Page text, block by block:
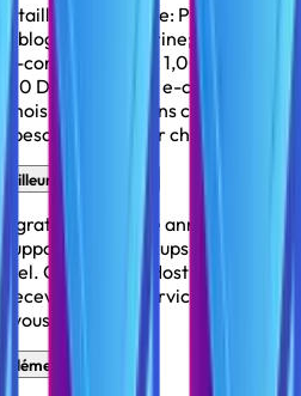
taille de votre site: Plan Newbie
blogs et sites vitrine; Plan Geek
commerce avec 1,000+
DH/mois) pour e-commerce
et applications complexes.
besoin d'aide pour choisir.
au Maroc?
gratuit (première année), SSL
24/7, backups
Comparés à Hostino,
plus de services pour un
vous-même!